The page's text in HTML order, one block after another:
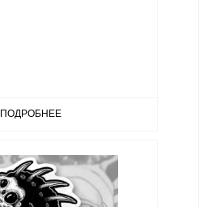
ПОДРОБНЕЕ